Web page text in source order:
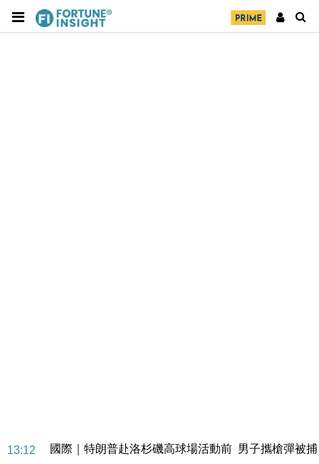
13:12
國際｜特朗普赴洛杉磯高球場活動前 男子攜槍彈被捕